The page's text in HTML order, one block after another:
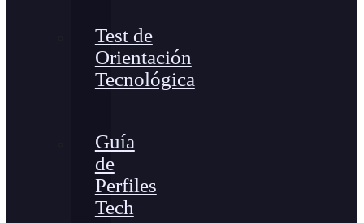
Test de
Orientación
Tecnológica
Guía
de
Perfiles
Tech